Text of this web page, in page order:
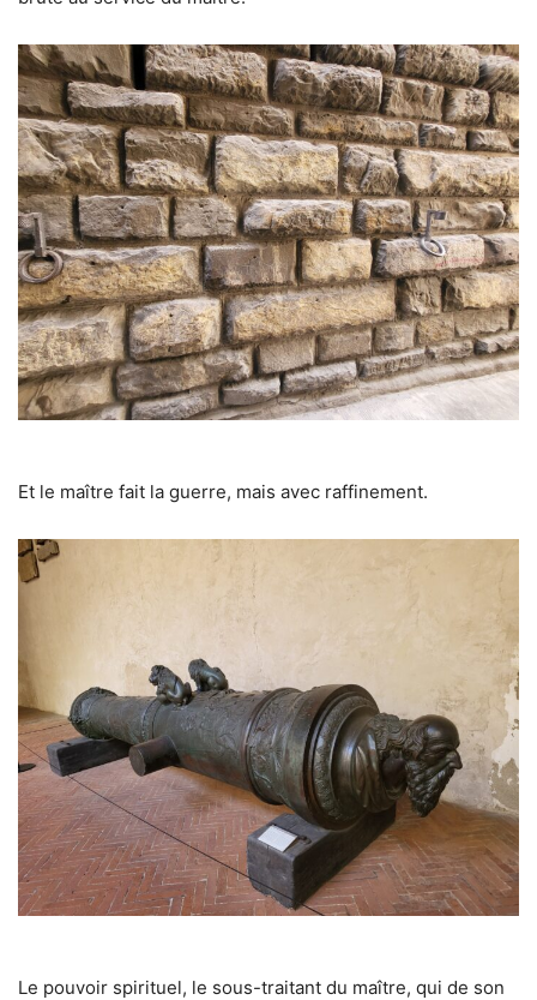
Et le maître fait la guerre, mais avec raffinement.
Le pouvoir spirituel, le sous-traitant du maître, qui de son